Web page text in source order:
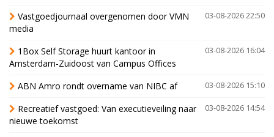
03-08-2026 22:50
Vastgoedjournaal overgenomen door VMN
media
03-08-2026 16:04
1Box Self Storage huurt kantoor in
Amsterdam-Zuidoost van Campus Offices
03-08-2026 15:10
ABN Amro rondt overname van NIBC af
03-08-2026 14:54
Recreatief vastgoed: Van executieveiling naar
nieuwe toekomst